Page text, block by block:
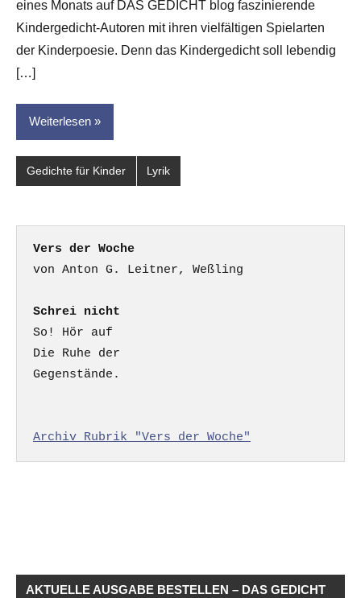
eines Monats auf DAS GEDICHT blog faszinierende
Kindergedicht-Autoren mit ihren vielfältigen Spielarten
der Kinderpoesie. Denn das Kindergedicht soll lebendig
[…]
Weiterlesen
Gedichte für Kinder Lyrik
Vers der Woche
Schrei nicht
So! Hör auf
Die Ruhe der
Gegenstände.
Archiv Rubrik "Vers der Woche"
AKTUELLE AUSGABE BESTELLEN – DAS GEDICHT